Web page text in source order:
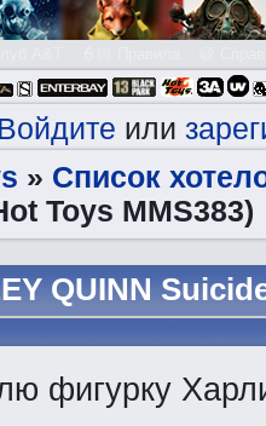
Войдите или
» Список
Toys MMS383)
QUINN
фигурку